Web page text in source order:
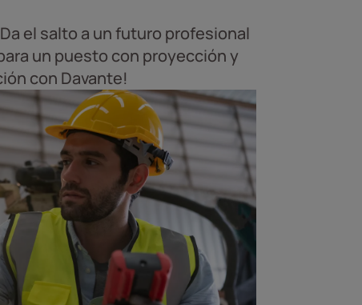
el salto a un futuro profesional
un puesto con proyección y
con Davante!